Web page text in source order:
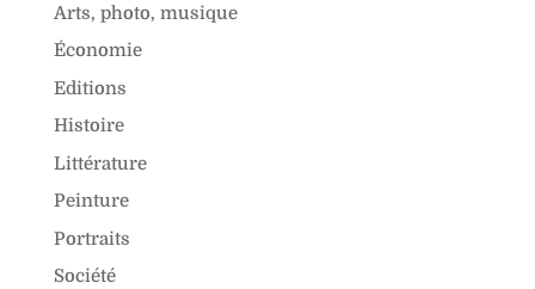
Arts, photo, musique
Économie
Editions
Histoire
Littérature
Peinture
Portraits
Société